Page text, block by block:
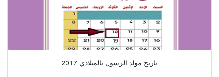
تاريخ مولد الرسول بالميلادي 2017